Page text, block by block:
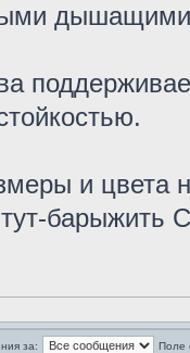
дышащими
и цвета
барыжить
за: Поле